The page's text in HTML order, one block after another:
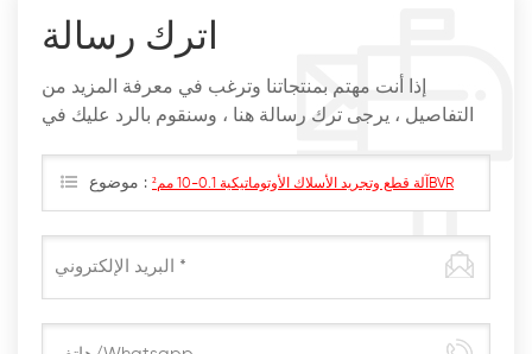
اترك رسالة
إذا أنت مهتم بمنتجاتنا وترغب في معرفة المزيد من
التفاصيل ، يرجى ترك رسالة هنا ، وسنقوم بالرد عليك في
موضوع : آلة قطع وتجريد الأسلاك الأوتوماتيكية 0.1-10 مم²BVR